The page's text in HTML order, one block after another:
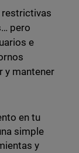
restrictivas
pero
e
y mantener
en tu
simple
y